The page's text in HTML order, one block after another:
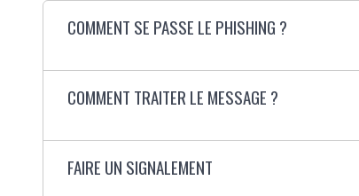
COMMENT SE PASSE LE PHISHING ?
COMMENT TRAITER LE MESSAGE ?
FAIRE UN SIGNALEMENT